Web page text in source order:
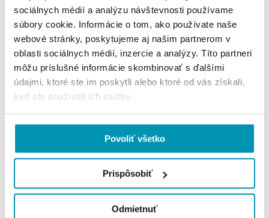
sociálnych médií a analýzu návštevnosti používame
súbory cookie. Informácie o tom, ako používate naše
webové stránky, poskytujeme aj našim partnerom v
oblasti sociálnych médií, inzercie a analýzy. Títo partneri
môžu príslušné informácie skombinovať s ďalšími
údajmi, ktoré ste im poskytli alebo ktoré od vás získali,
keď ste používali ich služby.
Povoliť všetko
Prispôsobiť
Odmietnuť
CUSHMAN & WAKEFIELD NA SLOVENSKU